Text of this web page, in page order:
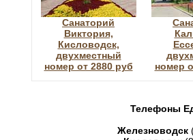
Санаторий
Виктория,
Кисловодск,
двухместный
номер от 2880 руб
номер
Телефоны
Железноводск